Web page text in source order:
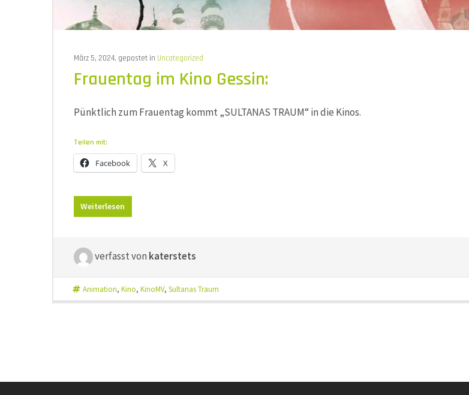
März 5, 2024, gepostet in Uncategorized
Frauentag im Kino Gessin:
Pünktlich zum Frauentag kommt „SULTANAS TRAUM“ in die Kinos.
Teilen mit:
Facebook X
Weiterlesen
verfasst von katerstets
Animation, Kino, KinoMV, Sultanas Traum